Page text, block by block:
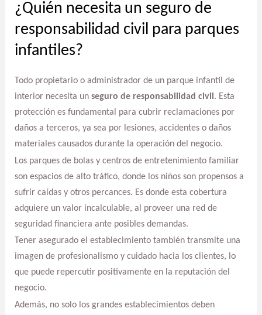
¿Quién necesita un seguro de
responsabilidad civil para parques
infantiles?
Todo propietario o administrador de un parque infantil de
interior necesita un seguro de responsabilidad civil . Esta
protección es fundamental para cubrir reclamaciones por
daños a terceros, ya sea por lesiones, accidentes o daños
materiales causados durante la operación del negocio.
Los parques de bolas y centros de entretenimiento familiar
son espacios de alto tráfico, donde los niños son propensos a
sufrir caídas y otros percances. Es donde esta cobertura
adquiere un valor incalculable, al proveer una red de
seguridad financiera ante posibles demandas.
Tener asegurado el establecimiento también transmite una
imagen de profesionalismo y cuidado hacia los clientes, lo
que puede repercutir positivamente en la reputación del
negocio.
Además, no solo los grandes establecimientos deben